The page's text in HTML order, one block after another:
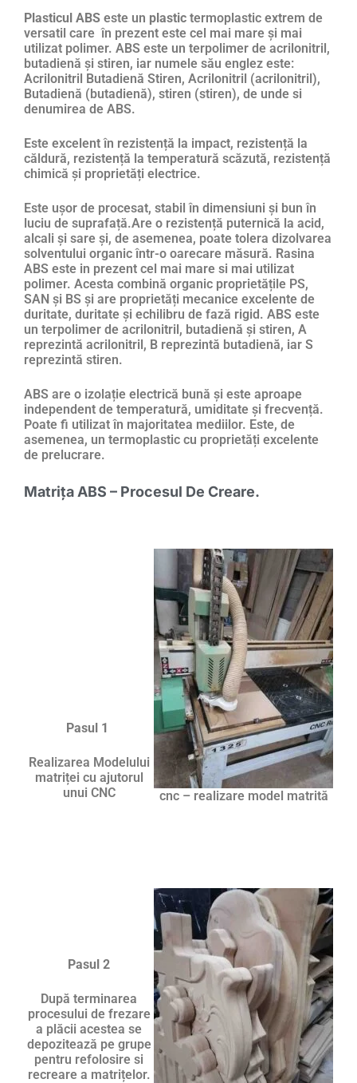
Plasticul ABS este un plastic termoplastic extrem de
versatil care în prezent este cel mai mare și mai
utilizat polimer. ABS este un terpolimer de acrilonitril,
butadienă și stiren, iar numele său englez este:
Acrilonitril Butadienă Stiren, Acrilonitril (acrilonitril),
Butadienă (butadienă), stiren (stiren), de unde si
denumirea de ABS.
Este excelent în rezistență la impact, rezistență la
căldură, rezistență la temperatură scăzută, rezistență
chimică și proprietăți electrice.
Este ușor de procesat, stabil în dimensiuni și bun în
luciu de suprafață.Are o rezistență puternică la acid,
alcali și sare și, de asemenea, poate tolera dizolvarea
solventului organic într-o oarecare măsură. Rasina
ABS este in prezent cel mai mare si mai utilizat
polimer. Acesta combină organic proprietățile PS,
SAN și BS și are proprietăți mecanice excelente de
duritate, duritate și echilibru de fază rigid. ABS este
un terpolimer de acrilonitril, butadienă și stiren, A
reprezintă acrilonitril, B reprezintă butadienă, iar S
reprezintă stiren.
ABS are o izolație electrică bună și este aproape
independent de temperatură, umiditate și frecvență.
Poate fi utilizat în majoritatea mediilor. Este, de
asemenea, un termoplastic cu proprietăți excelente
de prelucrare.
Matrița ABS – Procesul De Creare.
cnc – realizare model matrită
Pasul 1
Realizarea Modelului
matriței cu ajutorul
unui CNC
Pasul 2
După terminarea
procesului de frezare
a plăcii acestea se
depozitează pe grupe
pentru refolosire si
recreare a matrițelor.